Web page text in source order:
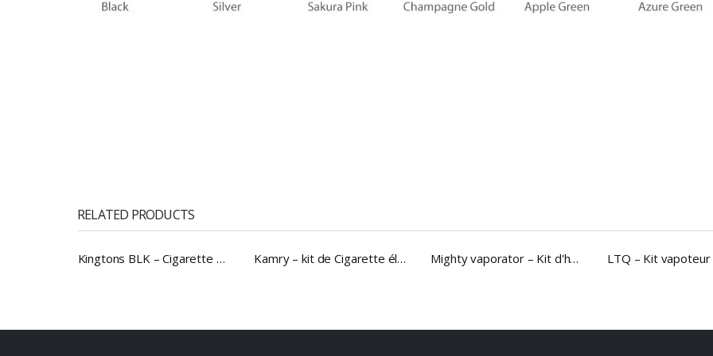
RELATED PRODUCTS
Kamry – kit de Cigarette électronique GXG I2, avec bâton chauffant, batterie de 1900mAh, pour herbes sèches, VS 2.0 Plus, ico Mighty vaporator – Kit d'herbes sèches avec température réglable, grand vaporisateur LTQ – Kit vapoteur 311 avec vaporisateur, Original, pour cire d'herbes sèches, stylo adaptateur de tuyau d'eau, brosse Dab